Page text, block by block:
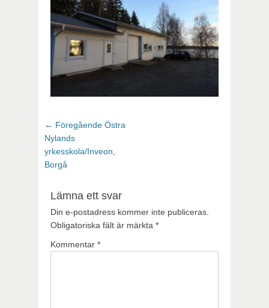
Inläggsnavigering
← Föregående Föregående
Östra
Nylands
yrkesskola/Inveon,
Borgå
Lämna ett svar
Din e-postadress kommer inte publiceras.
Obligatoriska fält är märkta *
Kommentar *